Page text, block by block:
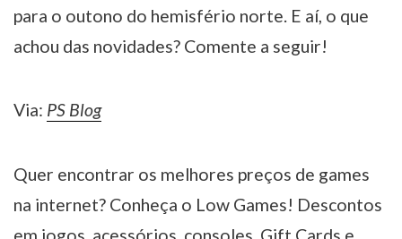
para o outono do hemisfério norte. E aí, o que
achou das novidades? Comente a seguir!
Via: PS Blog
Quer encontrar os melhores preços de games
na internet? Conheça o Low Games! Descontos
em jogos, acessórios, consoles, Gift Cards e